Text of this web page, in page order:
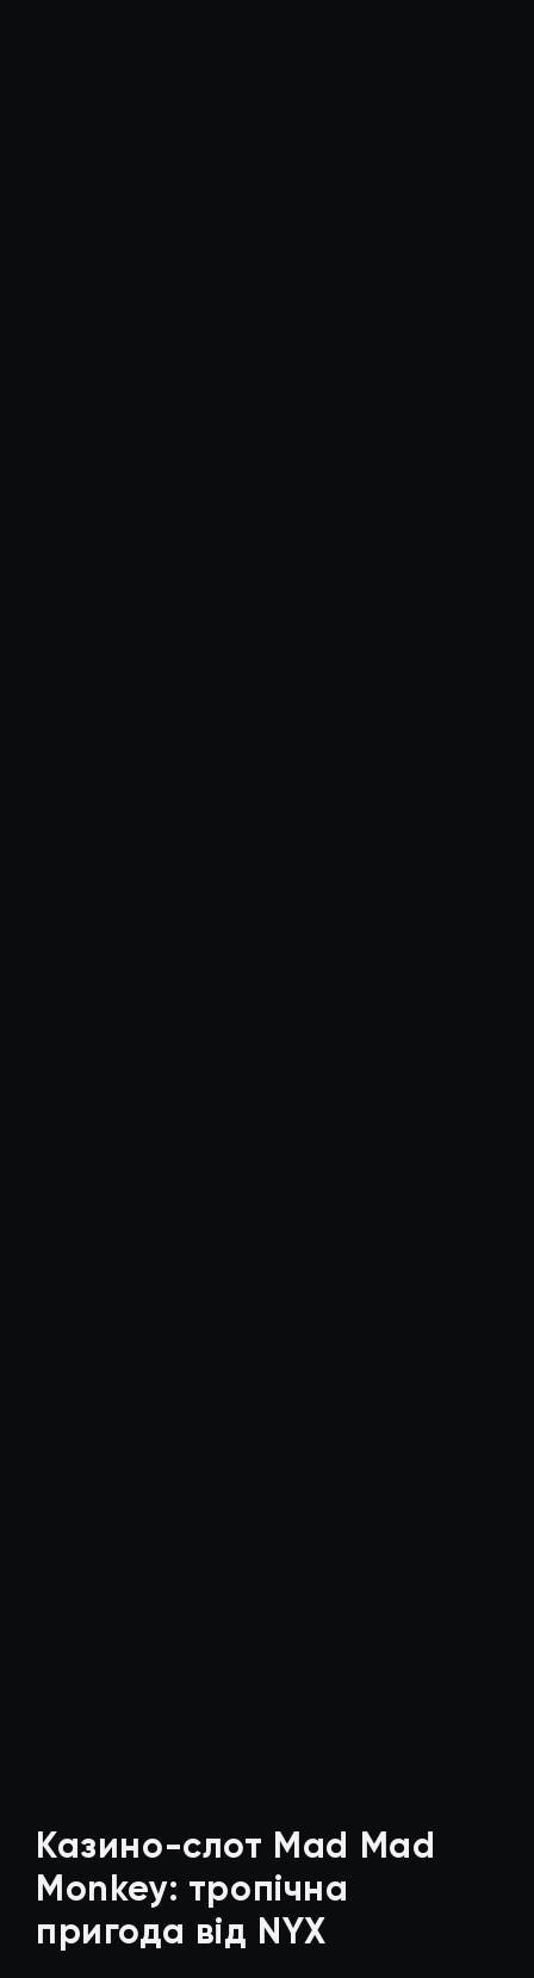
Казино-слот Mad Mad
Monkey: тропічна
пригода від NYX